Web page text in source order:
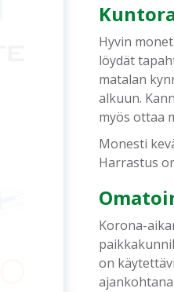
Hyvin
löydät
matalan
alkuun.
myös ottaa
Monesti
Harrastus
Korona-
on